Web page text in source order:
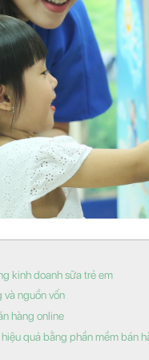
kinh doanh sữa trẻ em
và nguồn vốn
hàng online
quả bằng phần mềm bán